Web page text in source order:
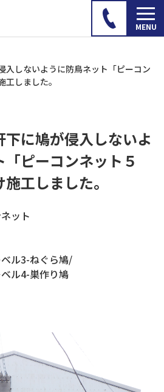
しないように防鳥ネット「ピーコン
しました。
に鳩が侵入しないよ
ピーコンネット５
工しました。
ット
ル3-ねぐら鳩/
ル4-巣作り鳩